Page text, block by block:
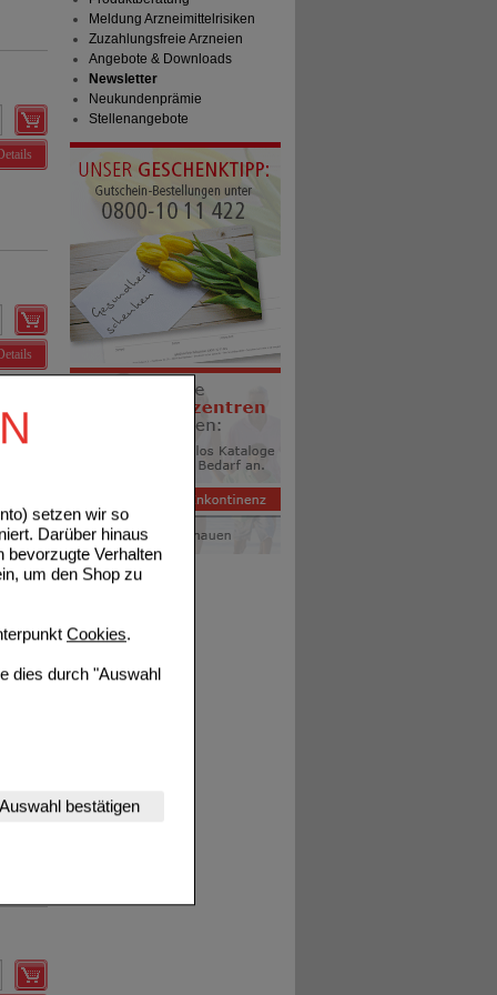
setzen wir so
Darüber hinaus
bevorzugte Verhalten
um den Shop zu
Cookies.
dies durch "Auswahl
Website
werden kann.
(z.B.
unserer Website
Website aber
Auswahl bestätigen
Details
Details
Details
Meldung Arzneimittelrisiken
Zuzahlungsfreie Arzneien
Angebote & Downloads
Newsletter
Neukundenprämie
Stellenangebote